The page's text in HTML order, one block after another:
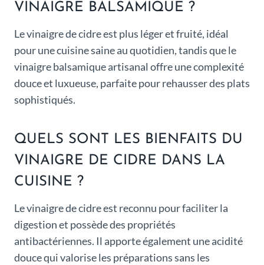
VINAIGRE BALSAMIQUE ?
Le vinaigre de cidre est plus léger et fruité, idéal
pour une cuisine saine au quotidien, tandis que le
vinaigre balsamique artisanal offre une complexité
douce et luxueuse, parfaite pour rehausser des plats
sophistiqués.
QUELS SONT LES BIENFAITS DU
VINAIGRE DE CIDRE DANS LA
CUISINE ?
Le vinaigre de cidre est reconnu pour faciliter la
digestion et possède des propriétés
antibactériennes. Il apporte également une acidité
douce qui valorise les préparations sans les